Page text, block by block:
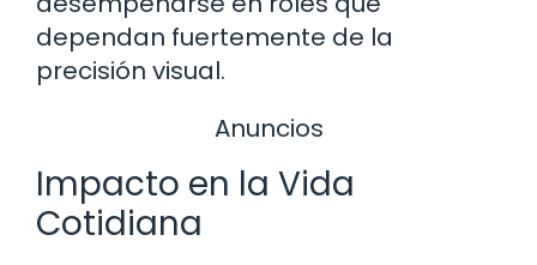
dependan fuertemente de la
precisión visual.
Anuncios
Impacto en la Vida
Cotidiana